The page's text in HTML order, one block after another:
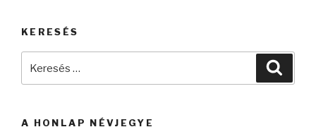
KERESÉS
A HONLAP NÉVJEGYE